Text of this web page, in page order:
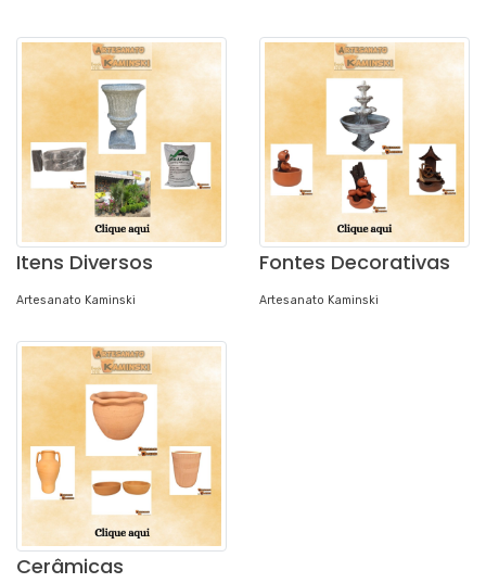
Itens Diversos
Artesanato Kaminski
Fontes Decorativas
Artesanato Kaminski
Cerâmicas